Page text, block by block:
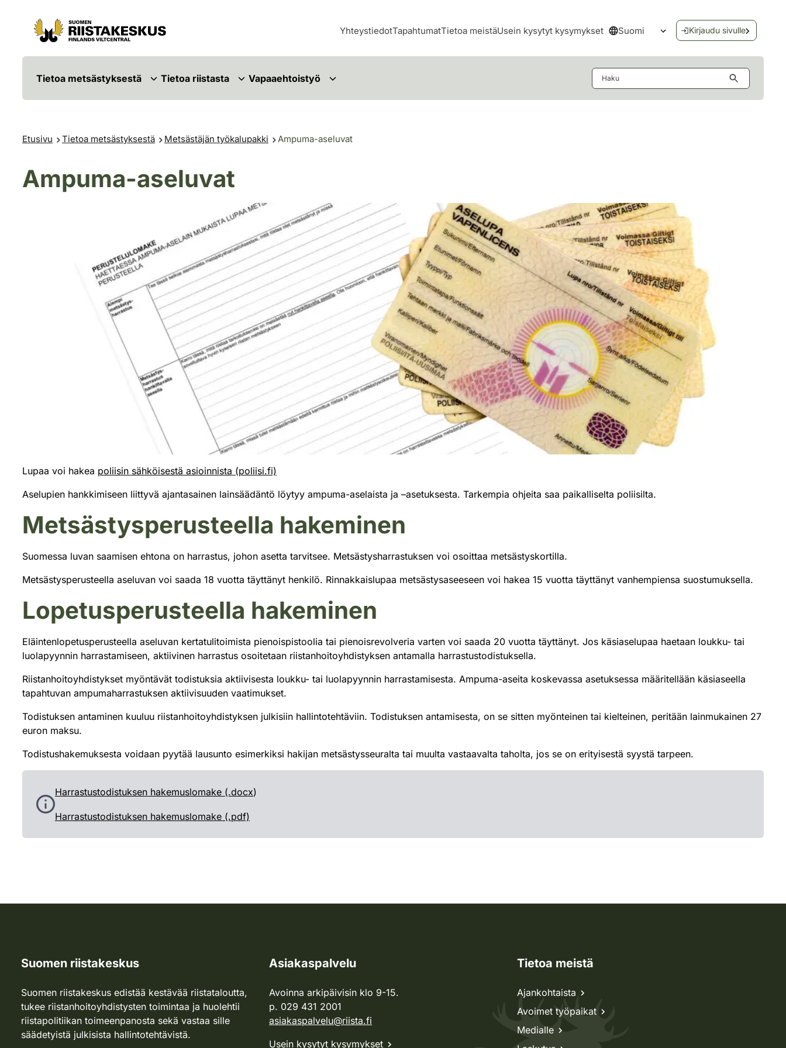
Siirry sisältöön
Siirry sivustokarttaan
YhteystiedotTapahtumatTietoa meistäUsein kysytyt kysymykset Suomi
Avaa kielivalikko
Kirjaudu sivulle
Tietoa metsästyksestä Tietoa riistasta Vapaaehtoistyö
Etusivu Tietoa metsästyksestä Metsästäjän työkalupakki Ampuma-aseluvat
Ampuma-aseluvat
Lupaa voi hakea poliisin sähköisestä asioinnista (poliisi.fi)
Aselupien hankkimiseen liittyvä ajantasainen lainsäädäntö löytyy ampuma-aselaista ja –asetuksesta. Tarkempia ohjeita saa paikalliselta poliisilta.
Metsästysperusteella hakeminen
Suomessa luvan saamisen ehtona on harrastus, johon asetta tarvitsee. Metsästysharrastuksen voi osoittaa metsästyskortilla.
Metsästysperusteella aseluvan voi saada 18 vuotta täyttänyt henkilö. Rinnakkaislupaa metsästysaseeseen voi hakea 15 vuotta täyttänyt vanhempiensa suostumuksella.
Lopetusperusteella hakeminen
Eläintenlopetusperusteella aseluvan kertatulitoimista pienoispistoolia tai pienoisrevolveria varten voi saada 20 vuotta täyttänyt. Jos käsiaselupaa haetaan loukku- tai
luolapyynnin harrastamiseen, aktiivinen harrastus osoitetaan riistanhoitoyhdistyksen antamalla harrastustodistuksella.
Riistanhoitoyhdistykset myöntävät todistuksia aktiivisesta loukku- tai luolapyynnin harrastamisesta. Ampuma-aseita koskevassa asetuksessa määritellään käsiaseella
tapahtuvan ampumaharrastuksen aktiivisuuden vaatimukset.
Todistuksen antaminen kuuluu riistanhoitoyhdistyksen julkisiin hallintotehtäviin. Todistuksen antamisesta, on se sitten myönteinen tai kielteinen, peritään lainmukainen 27
euron maksu.
Todistushakemuksesta voidaan pyytää lausunto esimerkiksi hakijan metsästysseuralta tai muulta vastaavalta taholta, jos se on erityisestä syystä tarpeen.
Harrastustodistuksen hakemuslomake (.docx)
Harrastustodistuksen hakemuslomake (.pdf)
Suomen riistakeskus
Suomen riistakeskus edistää kestävää riistataloutta,
tukee riistanhoitoyhdistysten toimintaa ja huolehtii
riistapolitiikan toimeenpanosta sekä vastaa sille
säädetyistä julkisista hallintotehtävistä.
Asiakaspalvelu
Avoinna arkipäivisin klo 9-15.
p. 029 431 2001
asiakaspalvelu@riista.fi
Usein kysytyt kysymykset
Tietoa meistä
Ajankohtaista
Avoimet työpaikat
Medialle